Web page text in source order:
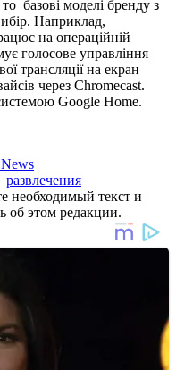
базові моделі бренду з
Наприклад,
на операційній
голосове управління
трансляції на екран
через Chromecast.
Google Home.
развлечения
необходимый текст и
об этом редакции.